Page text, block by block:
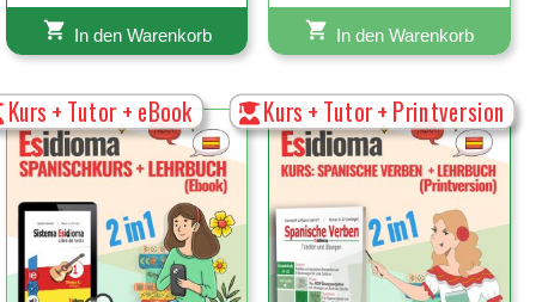
In den Warenkorb In den Warenkorb
Kurs + Tutor + eBook Kurs + Tutor + Printversion